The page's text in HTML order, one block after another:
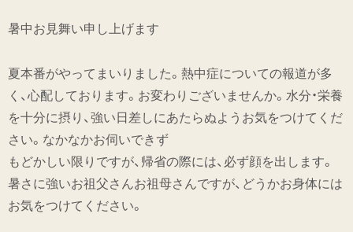
暑中お見舞い申し上げます
夏本番がやってまいりました。熱中症についての報道が多
く、心配しております。お変わりございませんか。水分・栄養
を十分に摂り、強い日差しにあたらぬようお気をつけてくだ
さい。なかなかお伺いできず
もどかしい限りですが、帰省の際には、必ず顔を出します。
暑さに強いお祖父さんお祖母さんですが、どうかお身体には
お気をつけてください。
特集
ミドリオフィシャルサイト